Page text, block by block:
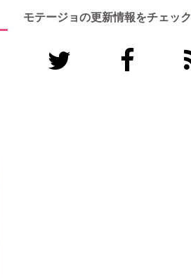
モテージョの更新情報をチェック